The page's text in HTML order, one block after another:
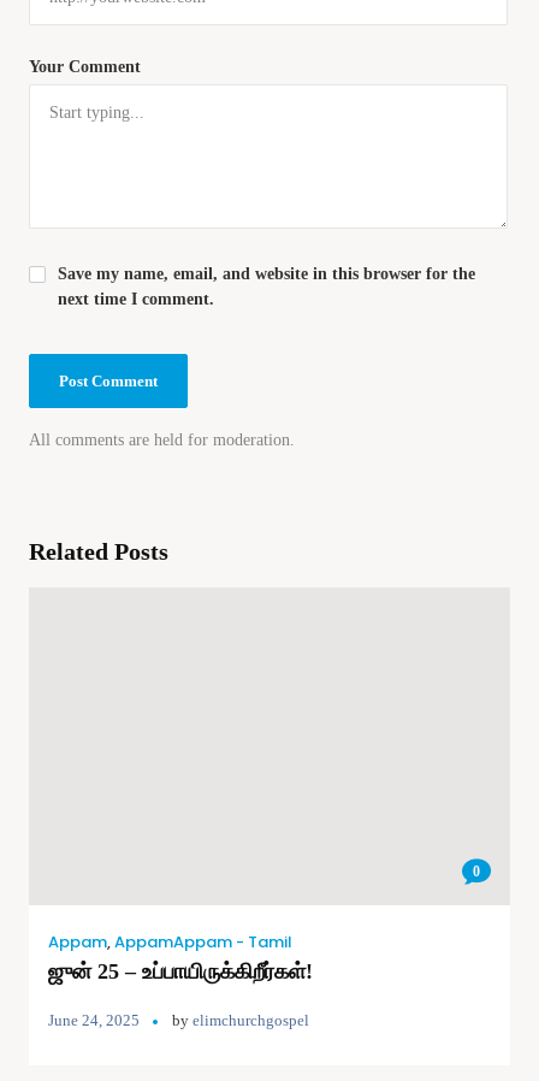
Your Comment
All comments are held for moderation.
Save my name, email, and website in this browser for the
next time I comment.
Related Posts
0
Appam,AppamAppam - Tamil
ஜுன் 25 – உப்பாயிருக்கிறீர்கள்!
June 24, 2025 by elimchurchgospel